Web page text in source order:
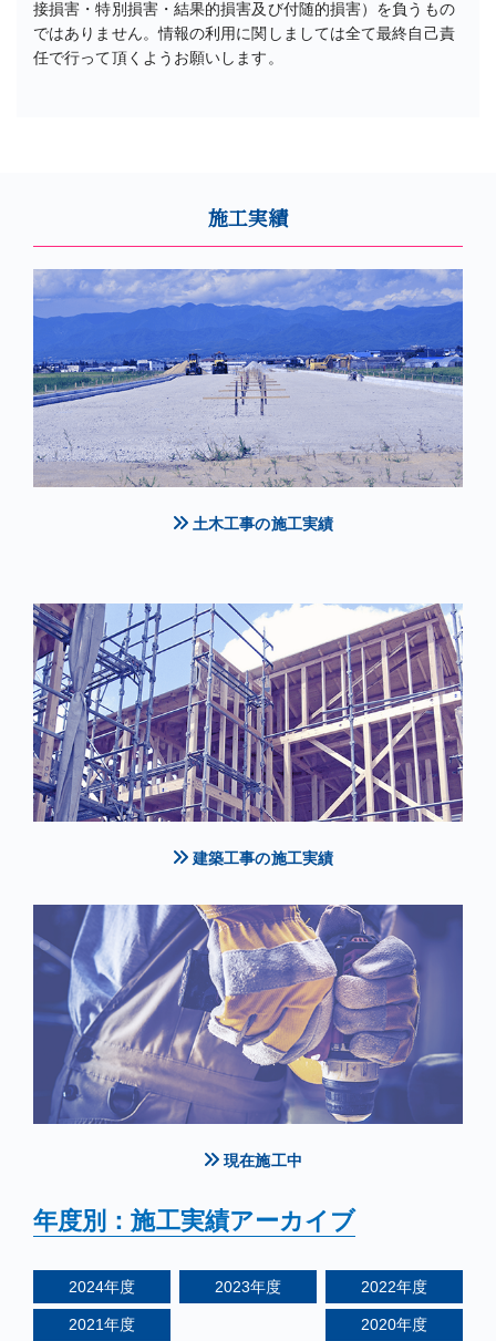
接損害・特別損害・結果的損害及び付随的損害）を負うもの
ではありません。情報の利用に関しましては全て最終自己責
任で行って頂くようお願いします。
施工実績
土木工事の施工実績
建築工事の施工実績
現在施工中
年度別：施工実績アーカイブ
2024年度 2023年度 2022年度
2021年度 2020年度